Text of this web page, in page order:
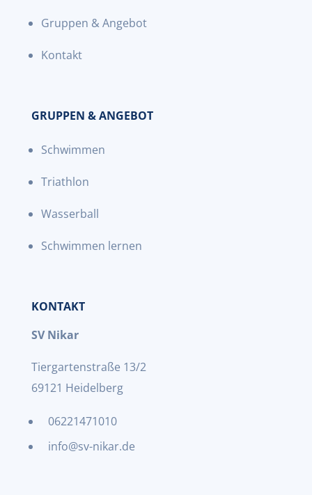
Gruppen & Angebot
Kontakt
GRUPPEN & ANGEBOT
Schwimmen
Triathlon
Wasserball
Schwimmen lernen
KONTAKT
SV Nikar
Tiergartenstraße 13/2
69121 Heidelberg
06221471010
info@sv-nikar.de